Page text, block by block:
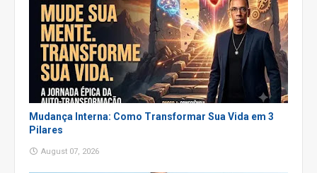
Mudança Interna: Como Transformar Sua Vida em 3
Pilares
August 07, 2026